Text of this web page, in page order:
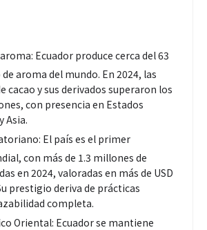
Ecuador produce cerca del 63
aroma del mundo. En 2024, las
cacao y sus derivados superaron los
con presencia en Estados
Asia.
El país es el primer
con más de 1.3 millones de
en 2024, valoradas en más de USD
prestigio deriva de prácticas
completa.
Oriental: Ecuador se mantiene